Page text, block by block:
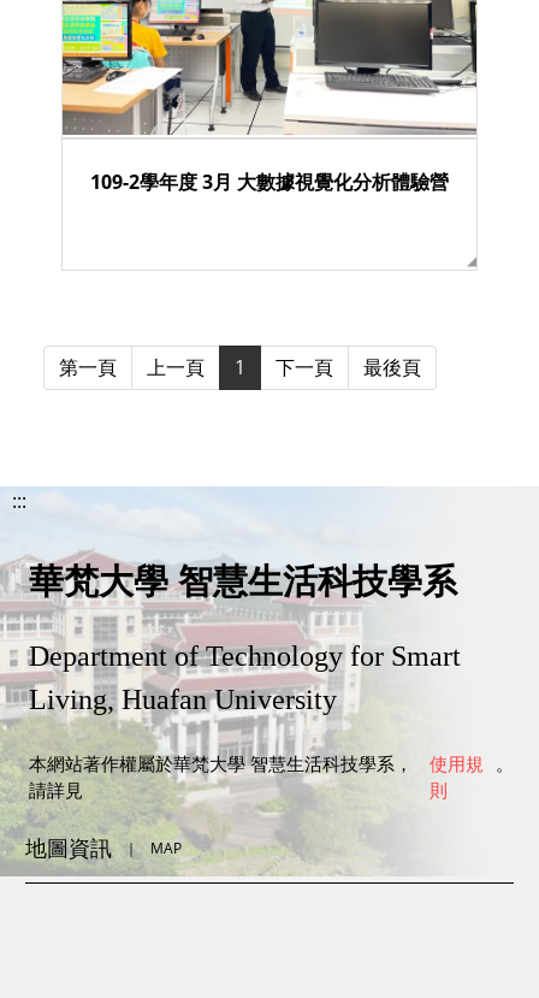
109-2學年度 3月 大數據視覺化分析體驗營
第一頁 上一頁 1 下一頁 最後頁
:::
華梵大學 智慧生活科技學系
Department of Technology for Smart
Living, Huafan University
本網站著作權屬於華梵大學 智慧生活科技學系，
請詳見
使用規
則
。
地圖資訊 ｜ MAP